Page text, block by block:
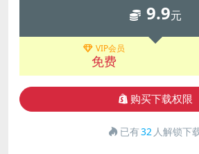
9.9元
VIP会员
免费
购买下载权限
已有32 人解锁下